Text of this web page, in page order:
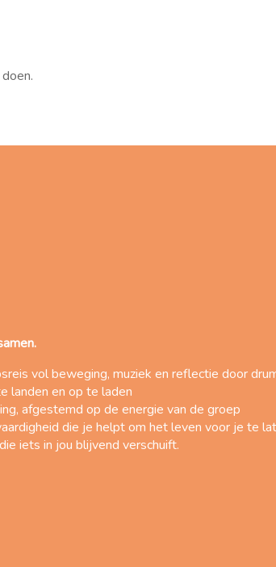
vol beweging, muziek en reflectie door
landen en op te laden
afgestemd op de energie van de groep
die je helpt om het leven voor je te
iets in jou blijvend verschuift.